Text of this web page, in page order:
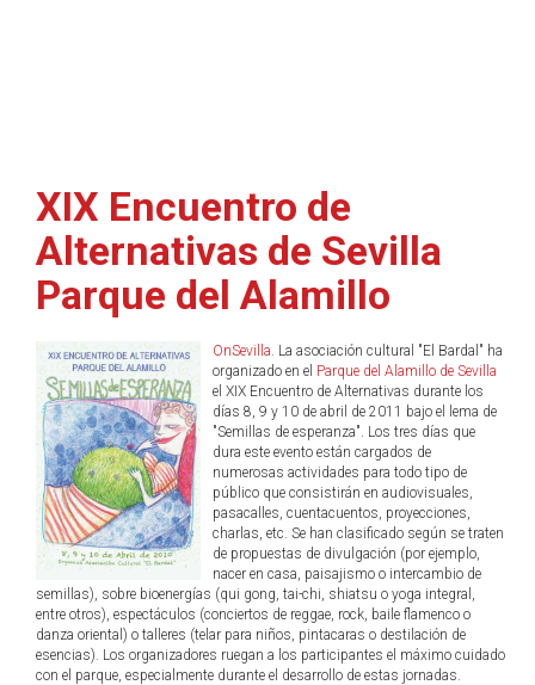
XIX Encuentro de
Alternativas de Sevilla
Parque del Alamillo
OnSevilla. La asociación cultural "El Bardal" ha
organizado en el Parque del Alamillo de Sevilla
el XIX Encuentro de Alternativas durante los
días 8, 9 y 10 de abril de 2011 bajo el lema de
"Semillas de esperanza". Los tres días que
dura este evento están cargados de
numerosas actividades para todo tipo de
público que consistirán en audiovisuales,
pasacalles, cuentacuentos, proyecciones,
charlas, etc. Se han clasificado según se traten
de propuestas de divulgación (por ejemplo,
nacer en casa, paisajismo o intercambio de
semillas), sobre bioenergías (qui gong, tai-chi, shiatsu o yoga integral,
entre otros), espectáculos (conciertos de reggae, rock, baile flamenco o
danza oriental) o talleres (telar para niños, pintacaras o destilación de
esencias). Los organizadores ruegan a los participantes el máximo cuidado
con el parque, especialmente durante el desarrollo de estas jornadas.